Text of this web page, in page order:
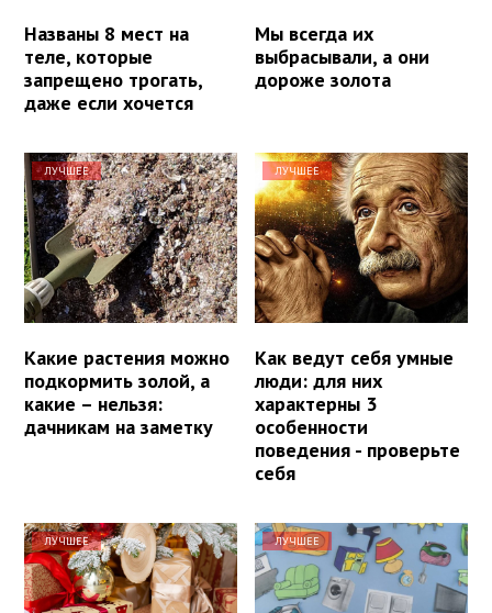
Названы 8 мест на
теле, которые
запрещено трогать,
даже если хочется
Мы всегда их
выбрасывали, а они
дороже золота
ЛУЧШЕЕ
Какие растения можно
подкормить золой, а
какие – нельзя:
дачникам на заметку
ЛУЧШЕЕ
Как ведут себя умные
люди: для них
характерны 3
особенности
поведения - проверьте
себя
ЛУЧШЕЕ ЛУЧШЕЕ